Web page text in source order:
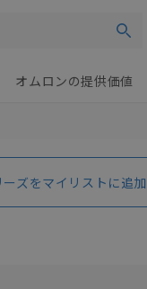
オムロンの提供価値
ズをマイリストに追加